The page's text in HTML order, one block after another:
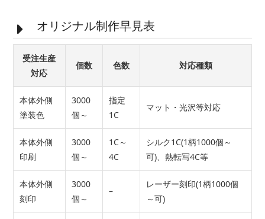
オリジナル制作早見表
受注生産
対応
個数 色数 対応種類
本体外側
塗装色
3000
個～
指定
1C
マット・光沢等対応
本体外側
印刷
3000
個～
1C～
4C
シルク1C(1柄1000個～
可)、熱転写4C等
本体外側
刻印
3000
個～
–
レーザー刻印(1柄1000個
～可)